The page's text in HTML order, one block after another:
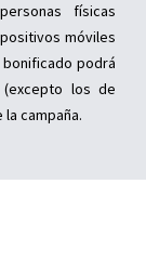
físicas
móviles
bonificado podrá
los de
campaña.